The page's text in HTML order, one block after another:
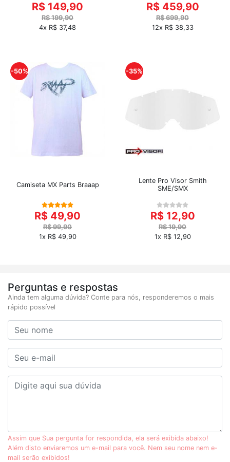
R$ 149,90
R$ 199,90
4x R$ 37,48
R$ 459,90
R$ 699,90
12x R$ 38,33
-50%
Camiseta MX Parts Braaap
R$ 49,90
R$ 99,90
1x R$ 49,90
-35%
Lente Pro Visor Smith
SME/SMX
R$ 12,90
R$ 19,90
1x R$ 12,90
Perguntas e respostas
Ainda tem alguma dúvida? Conte para nós, responderemos o mais
rápido possível
Assim que Sua pergunta for respondida, ela será exibida abaixo!
Além disto enviaremos um e-mail para você. Nem seu nome nem e-
mail serão exibidos!